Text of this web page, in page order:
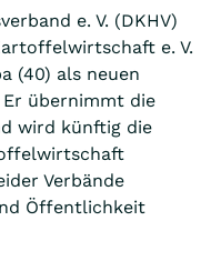
e. V. (DKHV)
e. V.
(40) als neuen
Er übernimmt die
wird künftig die
Verbände
Öffentlichkeit